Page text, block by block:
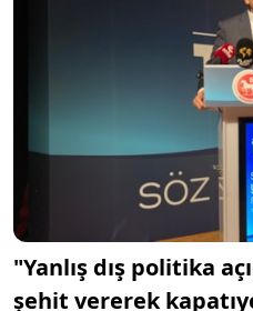
"Yanlış dış politika
şehit vererek